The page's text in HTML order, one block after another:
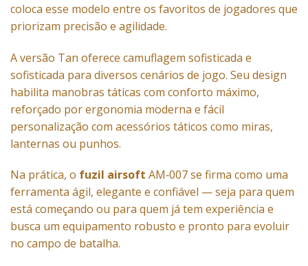
coloca esse modelo entre os favoritos de jogadores que
priorizam precisão e agilidade.
A versão Tan oferece camuflagem sofisticada e
sofisticada para diversos cenários de jogo. Seu design
habilita manobras táticas com conforto máximo,
reforçado por ergonomia moderna e fácil
personalização com acessórios táticos como miras,
lanternas ou punhos.
Na prática, o fuzil airsoft AM‑007 se firma como uma
ferramenta ágil, elegante e confiável — seja para quem
está começando ou para quem já tem experiência e
busca um equipamento robusto e pronto para evoluir
no campo de batalha.